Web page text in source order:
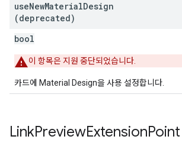
useNewMaterialDesign
(deprecated)
bool
이 항목은 지원 중단되었습니다.
카드에 Material Design을 사용 설정합니다.
LinkPreviewExtensionPoint